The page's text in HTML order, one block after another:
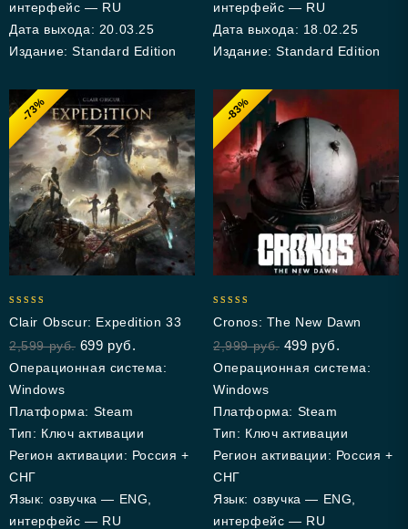
интерфейс — RU
Дата выхода: 20.03.25
Издание: Standard Edition
интерфейс — RU
Дата выхода: 18.02.25
Издание: Standard Edition
-73%
out of 5
Clair Obscur: Expedition 33
2,599руб. 699 руб.
Операционная система:
Windows
Платформа: Steam
Тип: Ключ активации
Регион активации: Россия +
СНГ
Язык: озвучка — ENG,
интерфейс — RU
-83%
out of 5
Cronos: The New Dawn
2,999руб. 499 руб.
Операционная система:
Windows
Платформа: Steam
Тип: Ключ активации
Регион активации: Россия +
СНГ
Язык: озвучка — ENG,
интерфейс — RU